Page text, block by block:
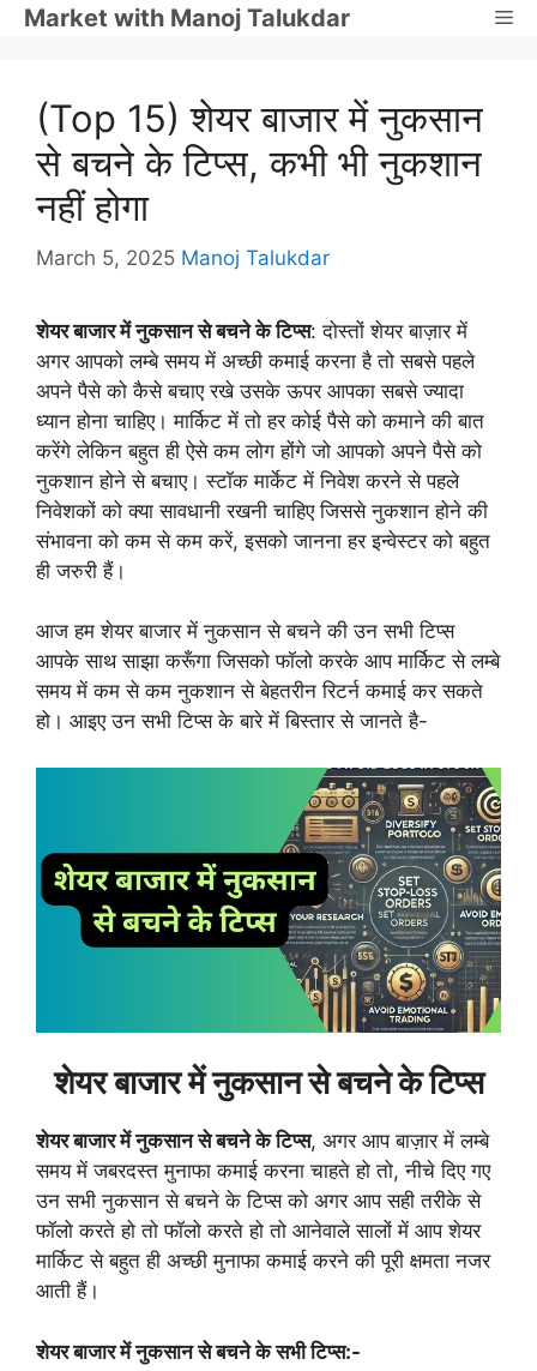
SkipMarket with Manoj Talukdar
(Top 15) शेयर बाजार में नुकसान
से बचने के टिप्स, कभी भी नुकशान
नहीं होगा
March 5, 2025 Manoj Talukdar
शेयर बाजार में नुकसान से बचने के टिप्स: दोस्तों शेयर बाज़ार में
अगर आपको लम्बे समय में अच्छी कमाई करना है तो सबसे पहले
अपने पैसे को कैसे बचाए रखे उसके ऊपर आपका सबसे ज्यादा
ध्यान होना चाहिए। मार्किट में तो हर कोई पैसे को कमाने की बात
करेंगे लेकिन बहुत ही ऐसे कम लोग होंगे जो आपको अपने पैसे को
नुकशान होने से बचाए। स्टॉक मार्केट में निवेश करने से पहले
निवेशकों को क्या सावधानी रखनी चाहिए जिससे नुकशान होने की
संभावना को कम से कम करें, इसको जानना हर इन्वेस्टर को बहुत
ही जरुरी हैं।
आज हम शेयर बाजार में नुकसान से बचने की उन सभी टिप्स
आपके साथ साझा करूँगा जिसको फॉलो करके आप मार्किट से लम्बे
समय में कम से कम नुकशान से बेहतरीन रिटर्न कमाई कर सकते
हो। आइए उन सभी टिप्स के बारे में बिस्तार से जानते है-
शेयर बाजार में नुकसान से बचने के टिप्स
शेयर बाजार में नुकसान से बचने के टिप्स, अगर आप बाज़ार में लम्बे
समय में जबरदस्त मुनाफा कमाई करना चाहते हो तो, नीचे दिए गए
उन सभी नुकसान से बचने के टिप्स को अगर आप सही तरीके से
फॉलो करते हो तो फॉलो करते हो तो आनेवाले सालों में आप शेयर
मार्किट से बहुत ही अच्छी मुनाफा कमाई करने की पूरी क्षमता नजर
आती हैं।
शेयर बाजार में नुकसान से बचने के सभी टिप्स:-